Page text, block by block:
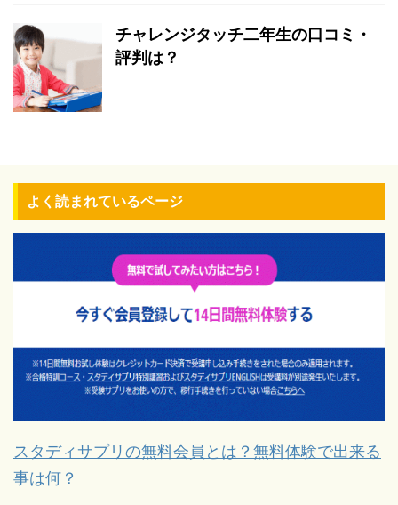
チャレンジタッチ二年生の口コミ・
評判は？
よく読まれているページ
スタディサプリの無料会員とは？無料体験で出来る
事は何？